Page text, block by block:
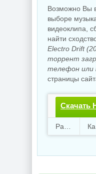
Возможно Вы
выборе
видеоклипа,
найти
Electro Drift
торрент
телефон или
страницы
Скачать
69